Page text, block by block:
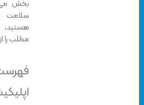
بخش می
سلامت
هستید،
مطلب را از